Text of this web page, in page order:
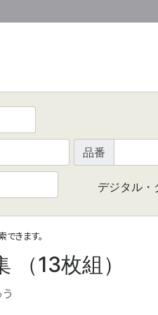
品番
デジタル・
できます。
（13枚組）